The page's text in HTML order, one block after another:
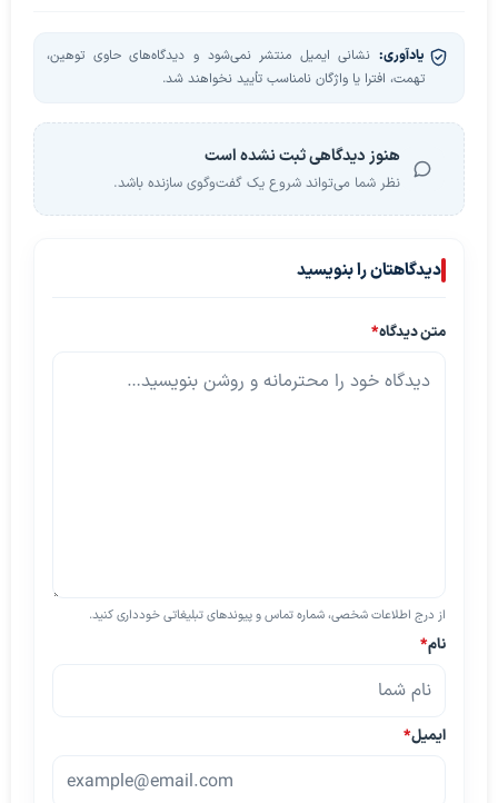
یادآوری: نشانی ایمیل منتشر نمی‌شود و دیدگاه‌های حاوی توهین،
تهمت، افترا یا واژگان نامناسب تأیید نخواهند شد.
هنوز دیدگاهی ثبت نشده است
نظر شما می‌تواند شروع یک گفت‌وگوی سازنده باشد.
دیدگاهتان را بنویسید
متن دیدگاه*
از درج اطلاعات شخصی، شماره تماس و پیوندهای تبلیغاتی خودداری کنید.
نام*
ایمیل*